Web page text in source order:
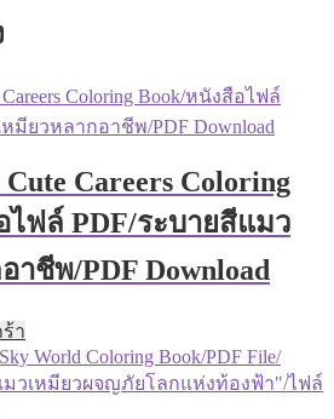
Careers Coloring
ไฟล์ PDF/ระบายสีแมว
าชีพ/PDF Download
า